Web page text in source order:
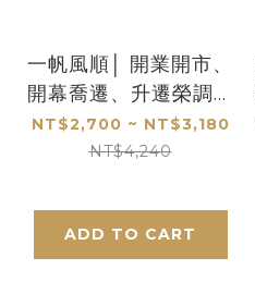
一帆風順│ 開業開市、
開幕喬遷、升遷榮調祝
賀禮品│客製化禮物
NT$2,700 ~ NT$3,180
NT$4,240
ADD TO CART